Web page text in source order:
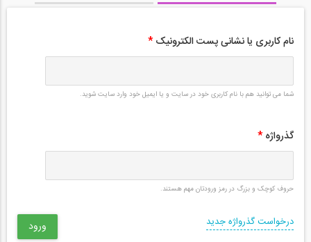
نام کاربری یا نشانی پست الکترونیک *
شما می توانید هم با نام کاربری خود در سایت و یا ایمیل خود وارد سایت شوید.
گذرواژه *
حروف کوچک و بزرگ در رمز ورودتان مهم هستند.
درخواست گذرواژه جدید